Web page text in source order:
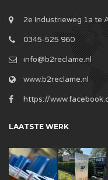
2e Industrieweg 1a te
0345-525 960
info@b2reclame.nl
www.b2reclame.nl
https://
LAATSTE WERK